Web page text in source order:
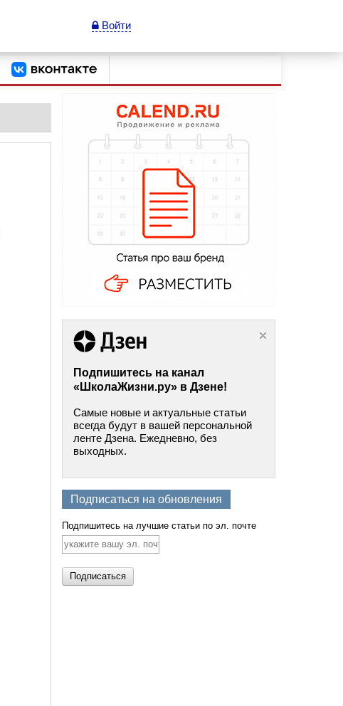
Войти
Подпишитесь на канал
«ШколаЖизни.ру» в Дзене!
Самые новые и актуальные статьи
всегда будут в вашей персональной
ленте Дзена. Ежедневно, без
выходных.
Подписаться на обновления
Подпишитесь на лучшие статьи по эл. почте